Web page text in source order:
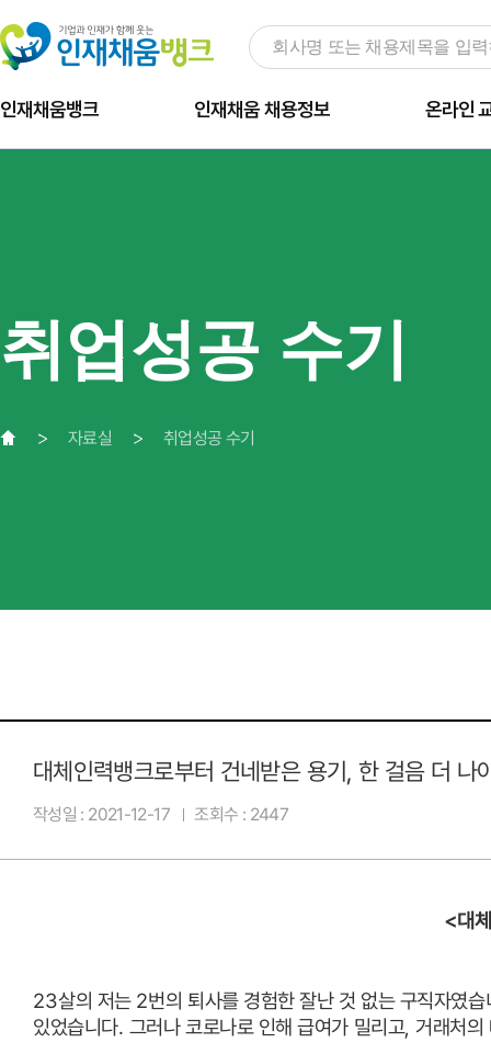
인재채움뱅크 인재채움 채용정보 온라인
취업성공 수기
자료실 취업성공 수기
대체인력뱅크로부터 건네받은 용기, 한 걸음 더 나
작성일 2021-12-17 조회수 2447
<대
23살의 저는 2번의 퇴사를 경험한 잘난 것 없는 구직자였습
있었습니다. 그러나 코로나로 인해 급여가 밀리고,거래처의